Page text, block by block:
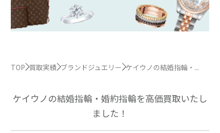
TOP 買取実績 ブランドジュエリー ケイウノの結婚指輪・...
ケイウノの結婚指輪・婚約指輪を高価買取いたし
ました！